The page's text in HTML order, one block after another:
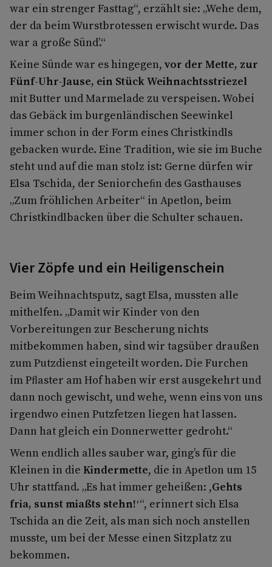
war ein strenger Fasttag“, erzählt sie: „Wehe dem,
der da beim Wurstbrotessen erwischt wurde. Das
war a große Sünd’.“
Keine Sünde war es hingegen, vor der Mette, zur
Fünf-Uhr-Jause, ein Stück Weihnachtsstriezel
mit Butter und Marmelade zu verspeisen. Wobei
das Gebäck im burgenländischen Seewinkel
immer schon in der Form eines Christkindls
gebacken wurde. Eine Tradition, wie sie im Buche
steht und auf die man stolz ist: Gerne dürfen wir
Elsa Tschida, der Seniorcheﬁn des Gasthauses
„Zum fröhlichen Arbeiter“ in Apetlon, beim
Christkindlbacken über die Schulter schauen.
Vier Zöpfe und ein Heiligenschein
Beim Weihnachtsputz, sagt Elsa, mussten alle
mithelfen. „Damit wir Kinder von den
Vorbereitungen zur Bescherung nichts
mitbekommen haben, sind wir tagsüber draußen
zum Putzdienst eingeteilt worden. Die Furchen
im Pﬂaster am Hof haben wir erst ausgekehrt und
dann noch gewischt, und wehe, wenn eins von uns
irgendwo einen Putzfetzen liegen hat lassen.
Dann hat gleich ein Donnerwetter gedroht.“
Wenn endlich alles sauber war, ging’s für die
Kleinen in die Kindermette, die in Apetlon um 15
Uhr stattfand. „Es hat immer geheißen: ,Gehts
fria, sunst miaßts stehn!‘“, erinnert sich Elsa
Tschida an die Zeit, als man sich noch anstellen
musste, um bei der Messe einen Sitzplatz zu
bekommen.